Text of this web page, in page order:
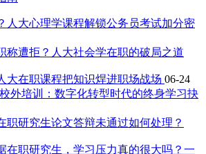
人大心理学课程解锁公务员考试加分密
称遭拒？人大社会学在职的破局之道
大在职课程把知识焊进职场战场 06-24
外培训：数字化转型时代的终身学习抉
职研究生论文答辩未通过如何处理？
在职研究生，学习压力真的很大吗？一